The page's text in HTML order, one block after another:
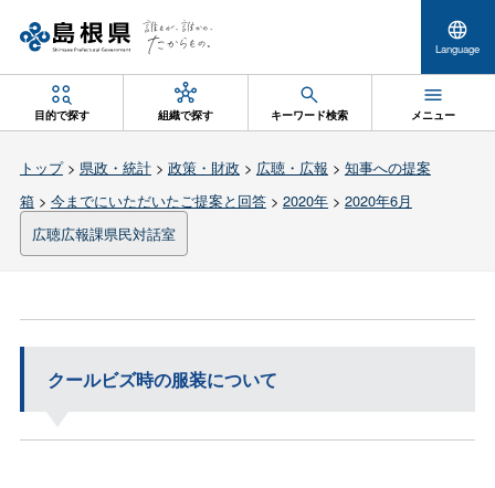
Language
目的で探す 組織で探す キーワード検索 メニュー
トップ> 県政・統計> 政策・財政 > 広聴・広報 > 知事への提案
箱> 今までにいただいたご提案と回答> 2020年> 2020年6月
広聴広報課県民対話室
クールビズ時の服装について